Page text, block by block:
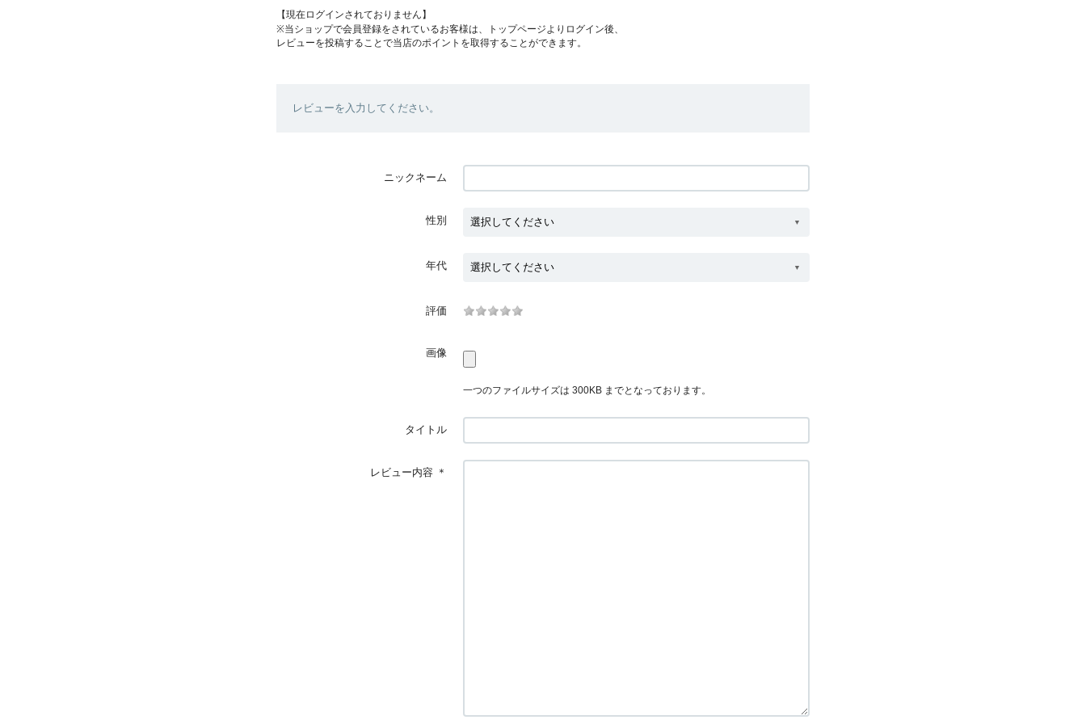
【現在ログインされておりません】
※当ショップで会員登録をされているお客様は、トップページよりログイン後、
レビューを投稿することで当店のポイントを取得することができます。
レビューを入力してください。
ニックネーム
性別
年代
評価
画像
一つのファイルサイズは 300KB までとなっております。
タイトル
レビュー内容 ＊